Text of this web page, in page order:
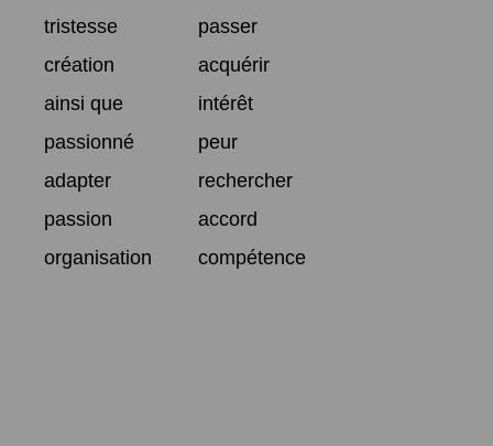
tristesse
passer
création
acquérir
ainsi que
intérêt
passionné
peur
adapter
rechercher
passion
accord
organisation
compétence